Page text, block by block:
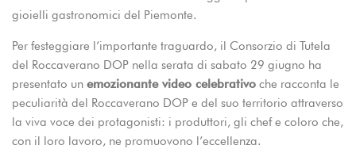
gioielli gastronomici del Piemonte.
Per festeggiare l’importante traguardo, il Consorzio di Tutela
del Roccaverano DOP nella serata di sabato 29 giugno ha
presentato un emozionante video celebrativo che racconta le
peculiarità del Roccaverano DOP e del suo territorio attraverso
la viva voce dei protagonisti: i produttori, gli chef e coloro che,
con il loro lavoro, ne promuovono l’eccellenza.